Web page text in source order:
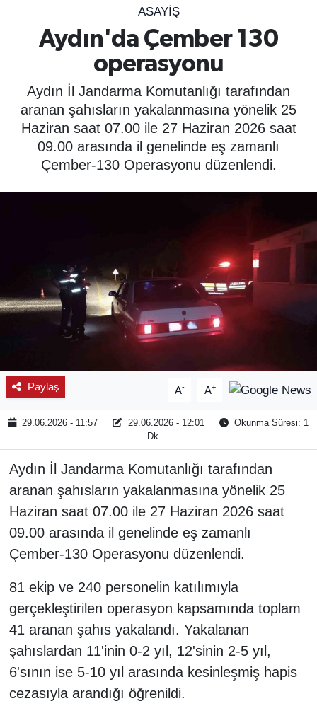
ASAYIŞ
Aydın'da Çember 130
operasyonu
Aydın İl Jandarma Komutanlığı tarafından
aranan şahısların yakalanmasına yönelik 25
Haziran saat 07.00 ile 27 Haziran 2026 saat
09.00 arasında il genelinde eş zamanlı
Çember-130 Operasyonu düzenlendi.
Paylaş A- A+
29.06.2026 - 11:57 29.06.2026 - 12:01
Okunma Süresi: 1
Dk
Aydın İl Jandarma Komutanlığı tarafından
aranan şahısların yakalanmasına yönelik 25
Haziran saat 07.00 ile 27 Haziran 2026 saat
09.00 arasında il genelinde eş zamanlı
Çember-130 Operasyonu düzenlendi.
81 ekip ve 240 personelin katılımıyla
gerçekleştirilen operasyon kapsamında toplam
41 aranan şahıs yakalandı. Yakalanan
şahıslardan 11'inin 0-2 yıl, 12'sinin 2-5 yıl,
6'sının ise 5-10 yıl arasında kesinleşmiş hapis
cezasıyla arandığı öğrenildi.
YAŞAM
BİLİM - TEKNOLOJİ
KADIN